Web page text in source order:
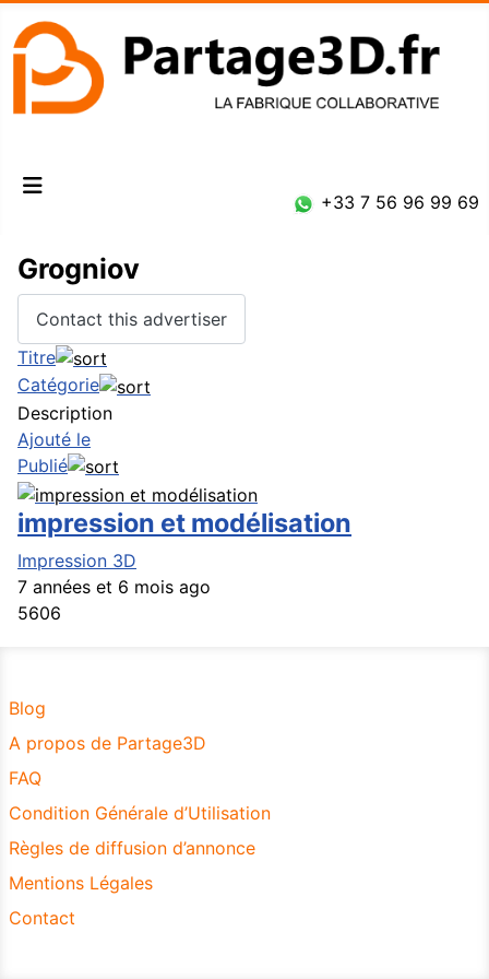
+33 7 56 96 99 69
Grogniov
Contact this advertiser
Titre
Catégorie
Description
Ajouté le
Publié
impression et modélisation
Impression 3D
7 années et 6 mois ago
5606
Blog
A propos de Partage3D
FAQ
Condition Générale d’Utilisation
Règles de diffusion d’annonce
Mentions Légales
Contact